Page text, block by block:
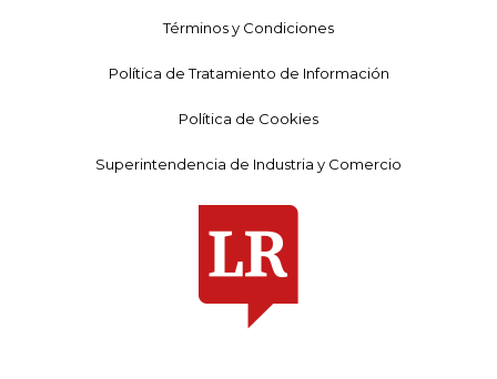
Términos y Condiciones
Política de Tratamiento de Información
Política de Cookies
Superintendencia de Industria y Comercio